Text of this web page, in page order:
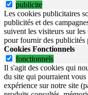
publicite
Les cookies publicitaires
publicités et des
suivent les visiteurs sur
pour fournir des publicités
Cookies Fonctionnels
fonctionnels
Il s'agit des cookies qui
du site qui pourraient
expérience sur notre site